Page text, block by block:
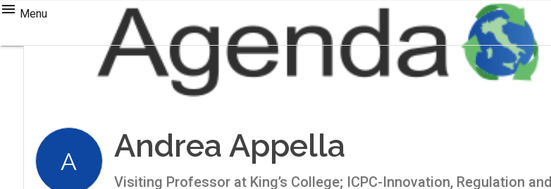
Menu
A Andrea Appella
Visiting Professor at King’s College; ICPC-Innovation, Regulation